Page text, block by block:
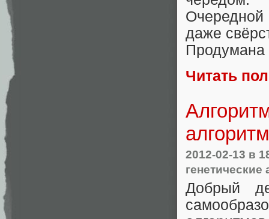
даже
Продумана
Читать
2012-02-13 в
Добрый